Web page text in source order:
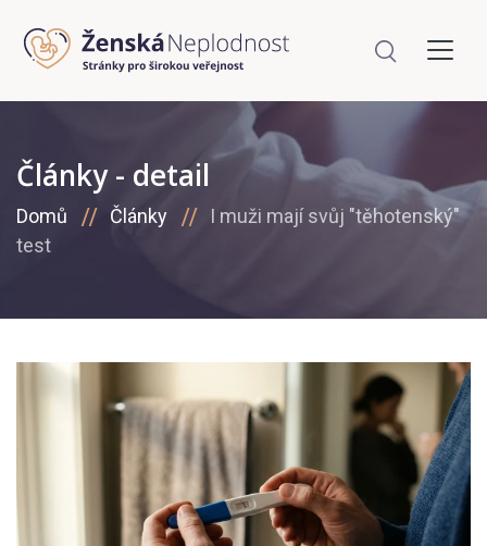
Články - detail
Domů Články
I muži mají svůj "těhotenský"
test